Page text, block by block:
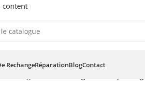
content
RechangeRéparationBlogContact